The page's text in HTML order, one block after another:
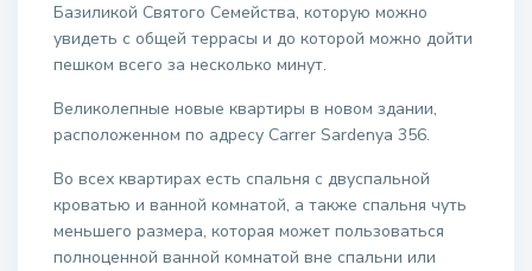
Базиликой Святого Семейства, которую можно
увидеть с общей террасы и до которой можно дойти
пешком всего за несколько минут.
Великолепные новые квартиры в новом здании,
расположенном по адресу Carrer Sardenya 356.
Во всех квартирах есть спальня с двуспальной
кроватью и ванной комнатой, а также спальня чуть
меньшего размера, которая может пользоваться
полноценной ванной комнатой вне спальни или